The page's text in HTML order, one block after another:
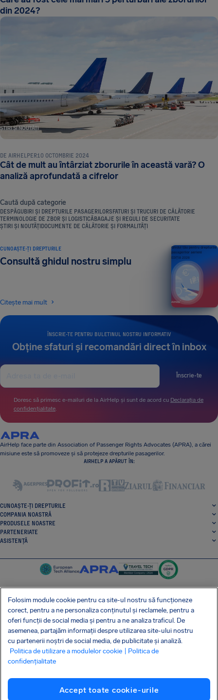
din 2024?
ȘTIRI ȘI NOUTĂȚI
DE AIRHELPER10 OCTOMBRIE 2024
Cât de mult au întârziat zborurile în această vară? O
analiză aprofundată a cifrelor
Caută după categorie
DESPĂGUBIRI ȘI DREPTURILE PASAGERILORSFATURI ȘI TRUCURI DE CĂLĂTORIE
TERMINOLOGIE DE ZBOR ȘI LOGISTICĂBAGAJE ȘI REGULI DE SECURITATE
ȘTIRI ȘI NOUTĂȚIDOCUMENTE DE CĂLĂTORIE ȘI FORMALITĂȚI
ÎNSCRIE-TE PENTRU BULETINUL NOSTRU INFORMATIV
Obține sfaturi și recomandări direct în inbox
Înscrie-te
Doresc să primesc e-mailuri de la AirHelp și sunt de acord cu Declarația de
confidențialitate.
CUNOAȘTE-ȚI DREPTURILE
Consultă ghidul nostru simplu
Citește mai mult
Ghidul tău pentru drepturile
pasagerilor aerieni
EDIȚIA 2026
AirHelp face parte din Association of Passenger Rights Advocates (APRA), a cărei
misiune este să promoveze și să protejeze drepturile pasagerilor.
AIRHELP A APĂRUT ÎN:
CUNOAȘTE-ȚI DREPTURILE
COMPANIA NOASTRĂ
PRODUSELE NOASTRE
PARTENERIATE
ASISTENȚĂ
SocialFacebook
SocialTwitter
SocialInstagram
SocialLinkedin
OBȚINE APLICAȚIA NOASTRĂ GRATUITĂ
Politica de confidențialitate Cookie-uri
Informații de contact
Atacul asupra lanțului de aprovizionare Shai-Hulud
Folosim module cookie pentru ca site-ul nostru să funcționeze
corect, pentru a ne personaliza conținutul și reclamele, pentru a
oferi funcții de social media și pentru a ne analiza traficul. De
asemenea, partajăm informații despre utilizarea site-ului nostru
cu partenerii noștri de social media, de publicitate și analiză.
Politica de utilizare a modulelor cookie
| Politica de
confidențialitate
Accept toate cookie-urile